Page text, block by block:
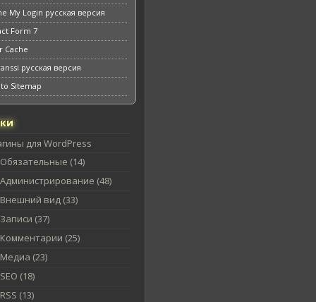
My Login русская версия
Form 7
Cache
русская версия
Sitemap
для WordPress
Обязательные (14)
Администрирование (48)
Внешний вид (33)
Записи (37)
Комментарии (25)
Медиа (23)
SEO (18)
RSS (13)